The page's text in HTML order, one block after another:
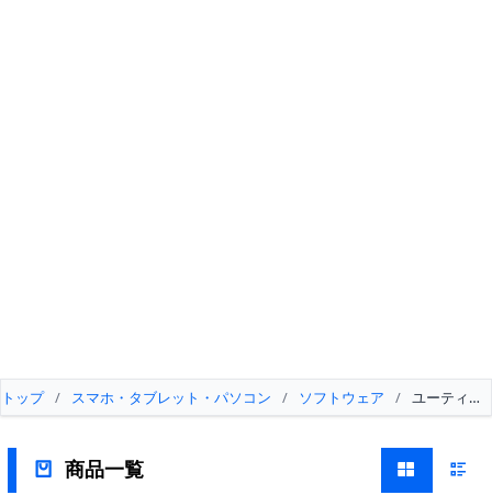
トップ / スマホ・タブレット・パソコン / ソフトウェア / ユーティリ
商品一覧